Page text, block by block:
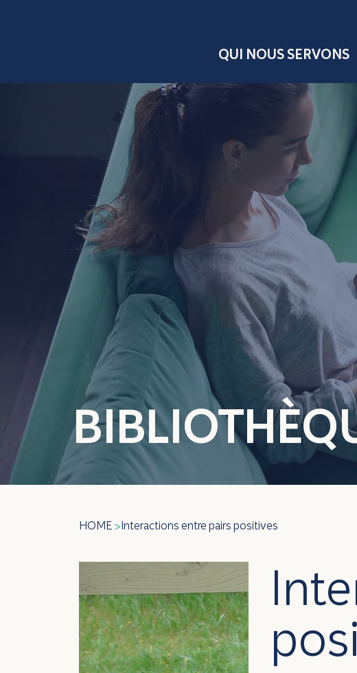
QUI NOUS SERVONS
HOME>Interactions entre pairs positives